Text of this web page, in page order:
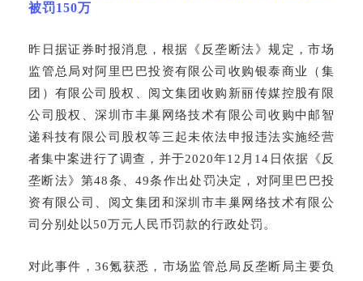
被罚150万
昨日据证券时报消息，根据《反垄断法》规定，市场
监管总局对阿里巴巴投资有限公司收购银泰商业（集
团）有限公司股权、阅文集团收购新丽传媒控股有限
公司股权、深圳市丰巢网络技术有限公司收购中邮智
递科技有限公司股权等三起未依法申报违法实施经营
者集中案进行了调查，并于2020年12月14日依据《反
垄断法》第48条、49条作出处罚决定，对阿里巴巴投
资有限公司、阅文集团和深圳市丰巢网络技术有限公
司分别处以50万元人民币罚款的行政处罚。
对此事件， 36氪获悉，市场监管总局反垄断局主要负